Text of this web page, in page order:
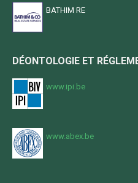
BATHIM RE
DÉONTOLOGIE ET
www.ipi.be
www.abex.be